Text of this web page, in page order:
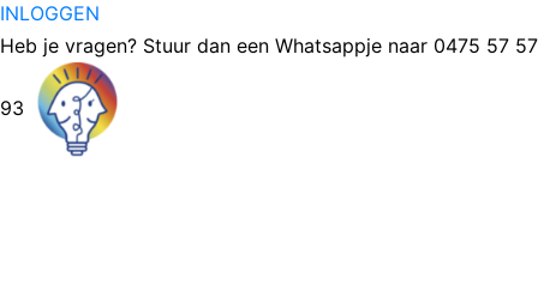
INLOGGEN
Heb je vragen? Stuur dan een Whatsappje naar 0475 57 57
93